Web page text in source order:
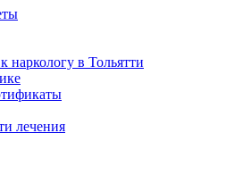
наркологу в Тольятти
лечения